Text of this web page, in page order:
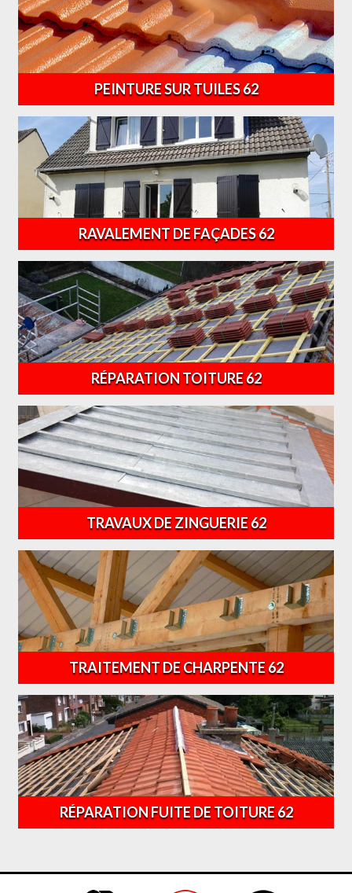
PEINTURE SUR TUILES 62
RAVALEMENT DE FAÇADES 62
RÉPARATION TOITURE 62
TRAVAUX DE ZINGUERIE 62
TRAITEMENT DE CHARPENTE 62
RÉPARATION FUITE DE TOITURE 62